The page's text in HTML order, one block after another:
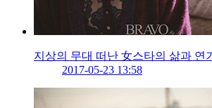
지상의 무대 떠난 女스타의 삶과 연기
2017-05-23 13:58